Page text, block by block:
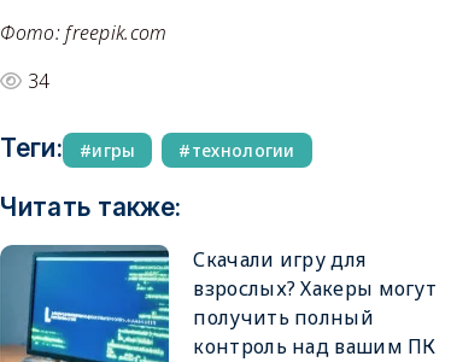
Фото: freepik.com
34
Теги: игры технологии
Читать также:
Скачали игру для
взрослых? Хакеры могут
получить полный
контроль над вашим ПК